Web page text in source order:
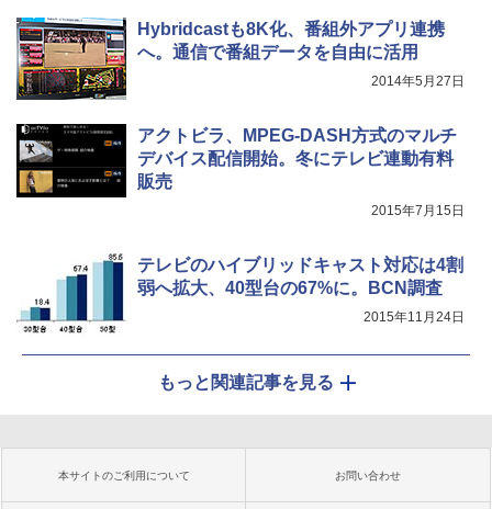
Hybridcastも8K化、番組外アプリ連携
へ。通信で番組データを自由に活用
2014年5月27日
アクトビラ、MPEG-DASH方式のマルチ
デバイス配信開始。冬にテレビ連動有料
販売
2015年7月15日
テレビのハイブリッドキャスト対応は4割
弱へ拡大、40型台の67%に。BCN調査
2015年11月24日
もっと関連記事を見る
本サイトのご利用について お問い合わせ